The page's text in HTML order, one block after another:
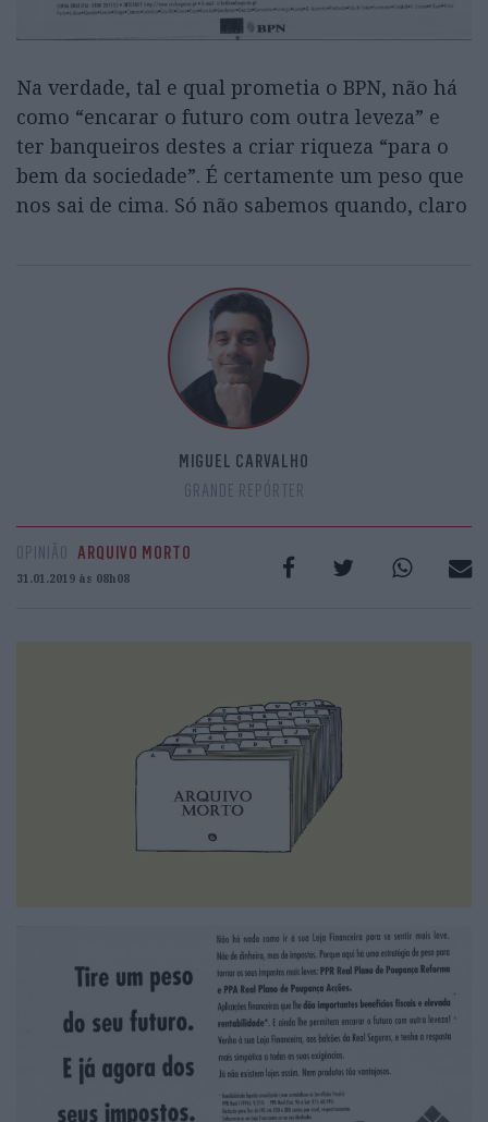
Na verdade, tal e qual prometia o BPN, não há
como “encarar o futuro com outra leveza” e
ter banqueiros destes a criar riqueza “para o
bem da sociedade”. É certamente um peso que
nos sai de cima. Só não sabemos quando, claro
MIGUEL CARVALHO
GRANDE REPÓRTER
OPINIÃO ARQUIVO MORTO
31.01.2019 às 08h08